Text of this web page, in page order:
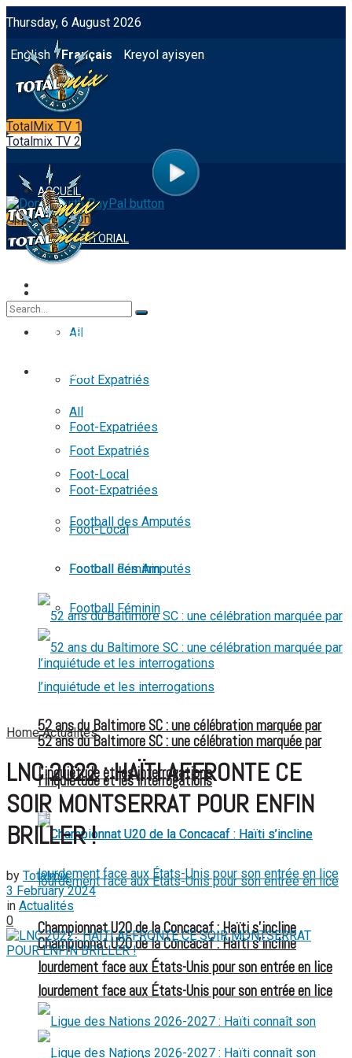
Thursday, 6 August 2026
English Français Kreyol ayisyen
TotalMix TV 1
Totalmix TV 2
App Integration
ACCUEIL
NOTRE EDITORIAL
All
Foot Expatriés
Foot-Expatriées
Foot-Local
Football des Amputés
Football Féminin
52 ans du Baltimore SC : une célébration marquée par
l’inquiétude et les interrogations
Championnat U20 de la Concacaf : Haïti s’incline
lourdement face aux États-Unis pour son entrée en lice
NOTRE EDITORIAL
FOOTBALL
All
Foot Expatriés
Foot-Expatriées
Foot-Local
Football des Amputés
Football Féminin
52 ans du Baltimore SC : une célébration marquée par
l’inquiétude et les interrogations
Championnat U20 de la Concacaf : Haïti s’incline
lourdement face aux États-Unis pour son entrée en lice
View All Result
Home Actualités
LNC 2022 : HAÏTI AFFRONTE CE
SOIR MONTSERRAT POUR ENFIN
BRILLER !
by Totalmix
3 February 2024
in Actualités
0